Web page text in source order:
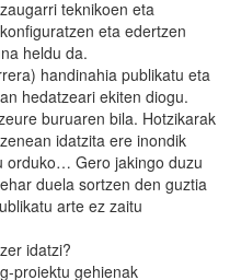
teknikoen eta
eta edertzen
heldu da.
handinahia publikatu eta
hedatzeari ekiten diogu.
buruaren bila. Hotzikarak
idatzita ere inondik
orduko… Gero jakingo duzu
duela sortzen den guztia
arte ez zaitu
idatzi?
proiektu gehienak